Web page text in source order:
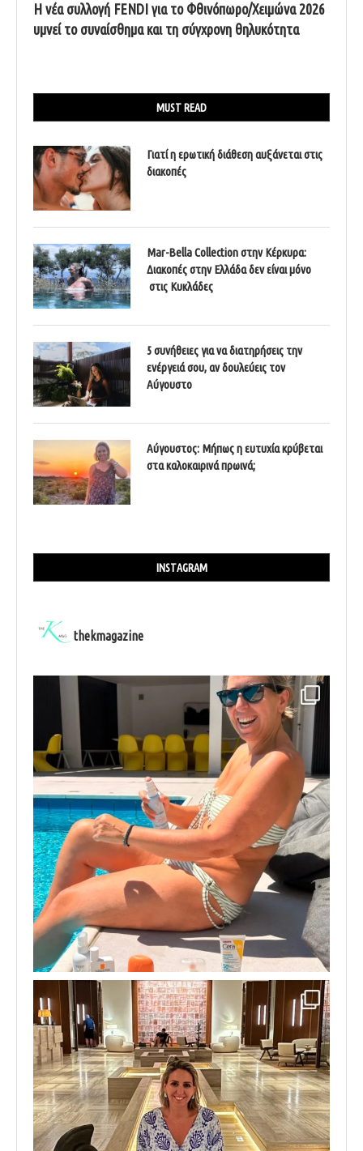
Η νέα συλλογή FENDI για το Φθινόπωρο/Χειμώνα 2026
υμνεί το συναίσθημα και τη σύγχρονη θηλυκότητα
MUST READ
Γιατί η ερωτική διάθεση αυξάνεται στις
διακοπές
Mar-Bella Collection στην Κέρκυρα:
Διακοπές στην Ελλάδα δεν είναι μόνο
στις Κυκλάδες
5 συνήθειες για να διατηρήσεις την
ενέργειά σου, αν δουλεύεις τον
Αύγουστο
Αύγουστος: Μήπως η ευτυχία κρύβεται
στα καλοκαιρινά πρωινά;
INSTAGRAM
thekmagazine